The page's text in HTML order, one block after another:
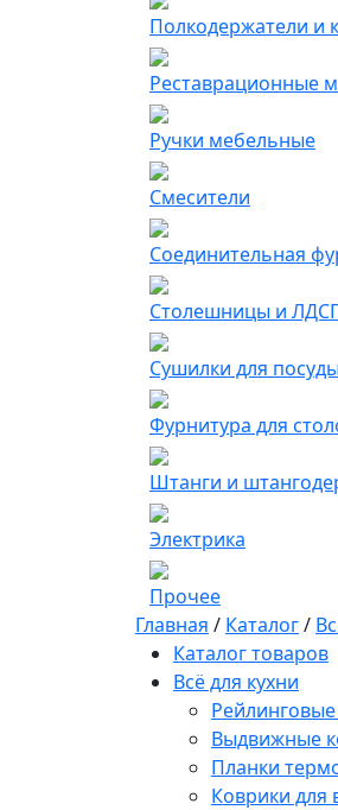
Полкодержатели и
Реставрационные
Ручки мебельные
Смесители
Соединительная
Столешницы и
Сушилки для посуды
Фурнитура для
Штанги и
Электрика
Прочее
Главная / Каталог/
Каталог товаров
Всё для кухни
Выдвижные
Планки
Коврики